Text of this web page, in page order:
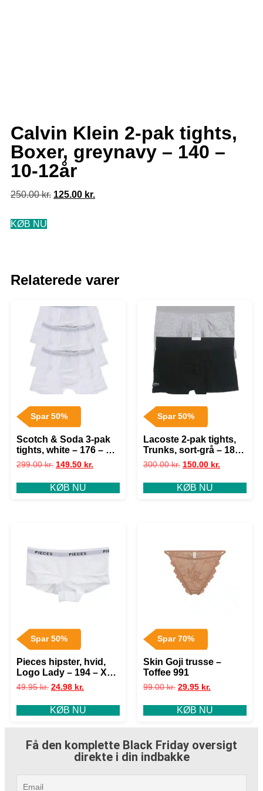
Calvin Klein 2-pak tights,
Boxer, greynavy – 140 –
10-12år
250.00kr. 125.00 kr.
KØB NU
Relaterede varer
Spar 50%
Scotch & Soda 3-pak
tights, white – 176 – S+
– 36
299.00kr. 149.50 kr.
KØB NU
Spar 50%
Lacoste 2-pak tights,
Trunks, sort-grå – 188
– L+ – 40
300.00kr. 150.00 kr.
KØB NU
Spar 50%
Pieces hipster, hvid,
Logo Lady – 194 – XL+
– XL
49.95kr. 24.98 kr.
KØB NU
Spar 70%
Skin Goji trusse –
Toffee 991
99.00kr. 29.95 kr.
KØB NU
Få den komplette Black Friday oversigt
direkte i din indbakke